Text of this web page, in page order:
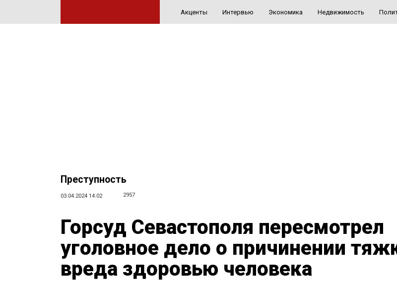
Акценты Интервью Экономика Недвижимость
Преступность
03.04.2024 14:02 2957
Горсуд Севастополя пересмотрел
уголовное дело о причинении
вреда здоровью человека